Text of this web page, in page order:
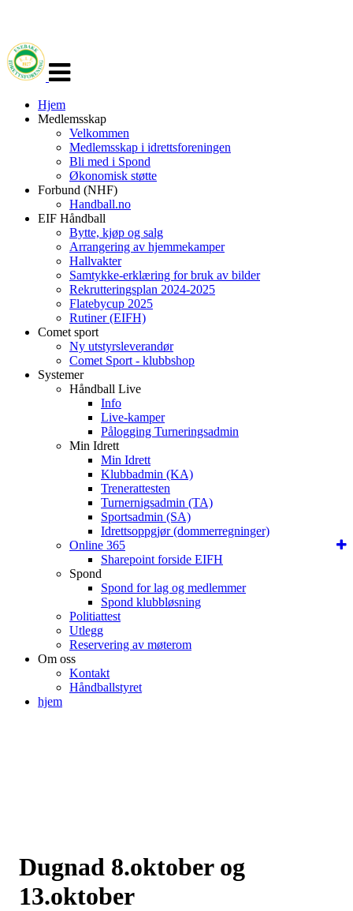
navigasjon
Hjem
Medlemsskap
Velkommen
Medlemsskap i idrettsforeningen
Bli med i Spond
Økonomisk støtte
Forbund (NHF)
Handball.no
EIF Håndball
Bytte, kjøp og salg
Arrangering av hjemmekamper
Hallvakter
Samtykke-erklæring for bruk av bilder
Rekrutteringsplan 2024-2025
Flatebycup 2025
Rutiner (EIFH)
Comet sport
Ny utstyrsleverandør
Comet Sport - klubbshop
Systemer
Håndball Live
Info
Live-kamper
Pålogging Turneringsadmin
Min Idrett
Min Idrett
Klubbadmin (KA)
Trenerattesten
Turnernigsadmin (TA)
Sportsadmin (SA)
Idrettsoppgjør (dommerregninger)
Online 365
Sharepoint forside EIFH
Spond
Spond for lag og medlemmer
Spond klubbløsning
Politiattest
Utlegg
Reservering av møterom
Om oss
Kontakt
Håndballstyret
hjem
Dugnad 8.oktober og
13.oktober